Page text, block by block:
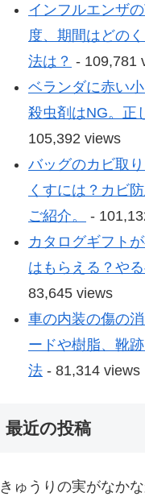
インフルエンザ
度、期間はどの
法は？ - 109,781
ベランダに赤い
殺虫剤はNG。正
105,392 views
バッグのカビ取
くすには？カビ
ご紹介。
-
カタログギフト
はもらえる？や
83,645 views
車の内装の傷の
ードや樹脂、靴
法 - 81,314 views
最近の投稿
きゅうりの実がなか